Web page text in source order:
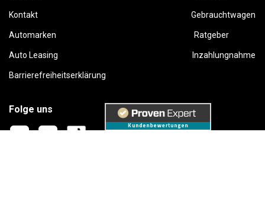
Kontakt Gebrauchtwagen
Automarken Ratgeber
Auto Leasing Inzahlungnahme
Barrierefreiheitserklärung
Folge uns